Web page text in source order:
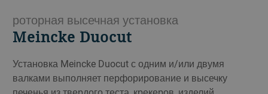
роторная высечная установка
Meincke Duocut
Установка Meincke Duocut с одним и/или двумя
валками выполняет перфорирование и высечку